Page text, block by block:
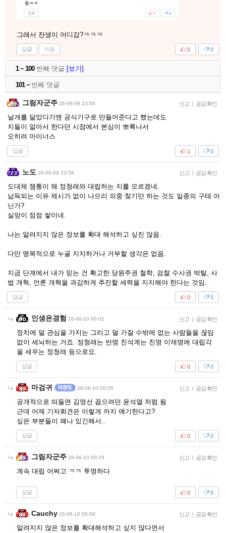
그래서 잔생이 어디감?ㅋㅋㅋ
답글 이동 0
5
1 ~ 100번째 댓글 [보기]
101 ~ 번째 댓글
그림자군주 26-06-09 23:56 신고 공감 확인
날개를 달았다기엔 공식기구로 만들어준다고 했는데도
지들이 알아서 한다던 시점에서 본심이 뽀록나서
오히려 마이너스
답글 0
1
노도 26-06-09 23:58 신고 공감 확인
도대체 잼통이 왜 정청래와 대립하는 지를 모르겠네.
납득되는 이유 제시가 없이 나으리 의중 찾기만 하는 것도 일종의 구태 아
닌가?
실망이 점점 쌓이네.
나는 알려지지 않은 정보를 확대 해석하고 싶진 않음.
다만 맹목적으로 누굴 지지하거나 거부할 생각은 없음.
지금 단계에서 내가 믿는 건 확고한 당원주권 철학, 검찰 수사권 박탈, 사
법 개혁, 언론 개혁을 과감하게 추진할 세력을 지지해야 한다는 것임.
답글 5
0
인생은경험 26-06-10 00:02 신고 공감 확인
정치에 덜 관심을 가지는 그리고 덜 가질 수밖에 없는 사람들을 끊임
없이 세뇌하는 거죠. 정청래는 반명 친석계는 친명 이재명에 대립각
을 세우는 정청래 등으로요.
답글 0
0
마검귀 26-06-10 00:05 신고 공감 확인
공개적으로 떠들면 김영선 꼽으려던 윤석열 처럼 됨
근데 어제 기자회견은 이렇게 까지 얘기한다고?
싶은 부분들이 꽤나 있긴해서..
답글 0
0
그림자군주 26-06-10 00:29 신고 공감 확인
계속 대립 어쩌고 ㅋㅋ 투명하다
답글 0
0
Cauchy 26-06-10 00:59 신고 공감 확인
알려지지 않은 정보를 확대해석하고 싶지 않다면서